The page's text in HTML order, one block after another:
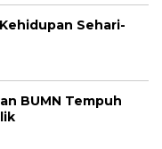
Sehari-
BUMN Tempuh